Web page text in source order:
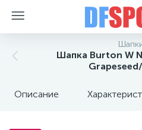
Шапка Burton W
Описание